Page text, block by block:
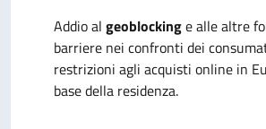
Addio al geoblockinge alle altre
barriere nei confronti dei
restrizioni agli acquisti online in
base della residenza.